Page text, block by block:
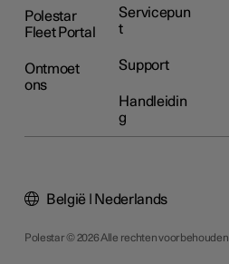
Polestar
Fleet Portal
Ontmoet
ons
Servicepun
t
Support
Handleidin
g
Polestar © 2026 Alle rechten voorbehouden
België | Nederlands